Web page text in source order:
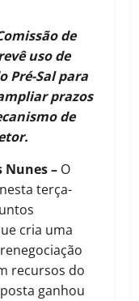
de
uso de
Pré-Sal para
prazos
de
Nunes – O
terça-
cria uma
recursos do
ganhou